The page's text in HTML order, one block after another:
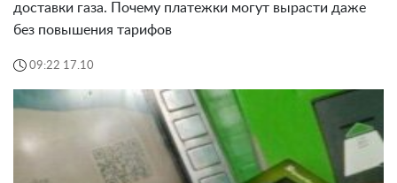
доставки газа. Почему платежки могут вырасти даже
без повышения тарифов
09:22 17.10